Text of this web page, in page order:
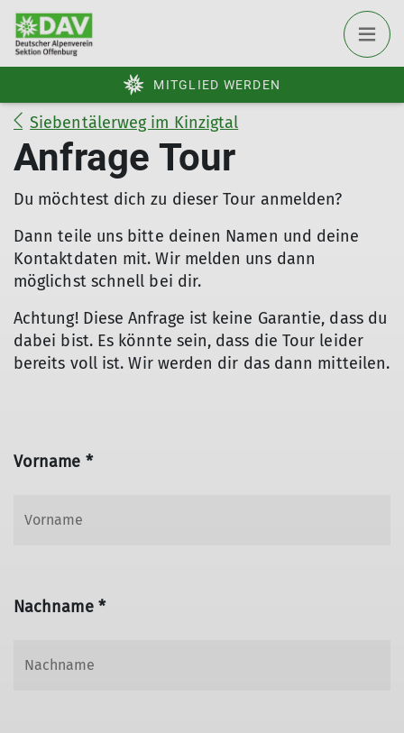
MITGLIED WERDEN
Siebentälerweg im Kinzigtal
Anfrage Tour
Du möchtest dich zu dieser Tour anmelden?
Dann teile uns bitte deinen Namen und deine
Kontaktdaten mit. Wir melden uns dann
möglichst schnell bei dir.
Achtung! Diese Anfrage ist keine Garantie, dass du
dabei bist. Es könnte sein, dass die Tour leider
bereits voll ist. Wir werden dir das dann mitteilen.
Vorname *
Nachname *